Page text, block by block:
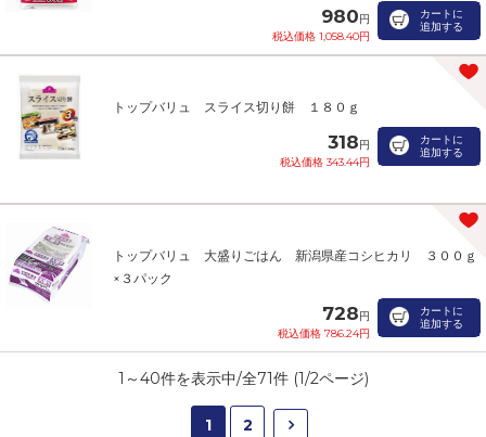
980円
税込価格 1,058.40円
カートに
追加する
トップバリュ スライス切り餅 １８０ｇ
318円
税込価格 343.44円
カートに
追加する
トップバリュ 大盛りごはん 新潟県産コシヒカリ ３００ｇ
×３パック
728円
税込価格 786.24円
カートに
追加する
1 ～40件を表示中/全71件 (1/2ページ)
1 2